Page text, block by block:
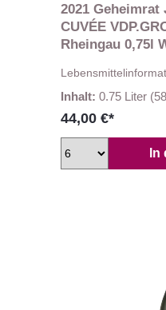
2021 Geheimrat
CUVÉE
Rheingau 0,75l
Inhalt: 0.75 Liter
44,00 €*